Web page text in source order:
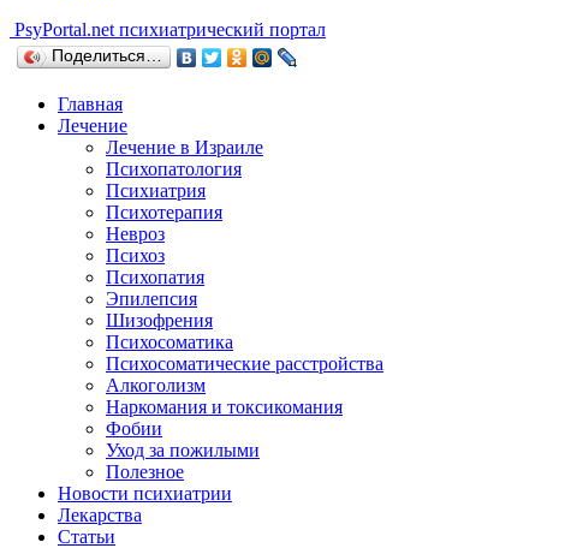
PsyPortal.net психиатрический портал
Поделиться…
Главная
Лечение
Лечение в Израиле
Психопатология
Психиатрия
Психотерапия
Невроз
Психоз
Психопатия
Эпилепсия
Шизофрения
Психосоматика
Психосоматические расстройства
Алкоголизм
Наркомания и токсикомания
Фобии
Уход за пожилыми
Полезное
Новости психиатрии
Лекарства
Статьи